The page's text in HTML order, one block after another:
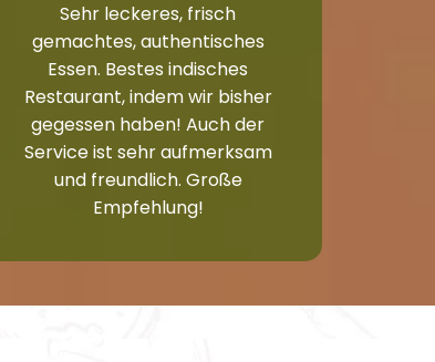
Sehr leckeres, frisch
gemachtes, authentisches
Essen. Bestes indisches
Restaurant, indem wir bisher
gegessen haben! Auch der
Service ist sehr aufmerksam
und freundlich. Große
Empfehlung!